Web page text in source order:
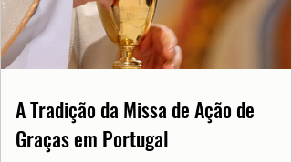
A Tradição da Missa de Ação de
Graças em Portugal